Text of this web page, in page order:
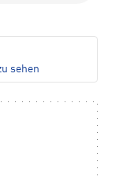
sehen